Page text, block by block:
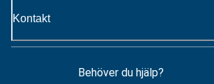
Kontakt
Behöver du hjälp?